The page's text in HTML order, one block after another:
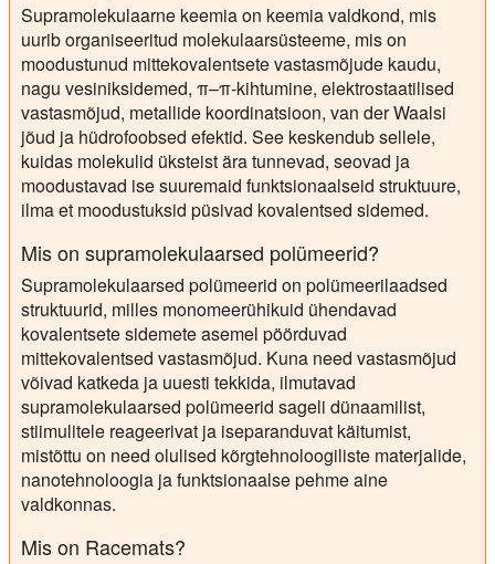
Supramolekulaarne keemia on keemia valdkond, mis
uurib organiseeritud molekulaarsüsteeme, mis on
moodustunud mittekovalentsete vastasmõjude kaudu,
nagu vesiniksidemed, π–π-kihtumine, elektrostaatilised
vastasmõjud, metallide koordinatsioon, van der Waalsi
jõud ja hüdrofoobsed efektid. See keskendub sellele,
kuidas molekulid üksteist ära tunnevad, seovad ja
moodustavad ise suuremaid funktsionaalseid struktuure,
ilma et moodustuksid püsivad kovalentsed sidemed.
Mis on supramolekulaarsed polümeerid?
Supramolekulaarsed polümeerid on polümeerilaadsed
struktuurid, milles monomeerühikuid ühendavad
kovalentsete sidemete asemel pöörduvad
mittekovalentsed vastasmõjud. Kuna need vastasmõjud
võivad katkeda ja uuesti tekkida, ilmutavad
supramolekulaarsed polümeerid sageli dünaamilist,
stiimulitele reageerivat ja iseparanduvat käitumist,
mistõttu on need olulised kõrgtehnoloogiliste materjalide,
nanotehnoloogia ja funktsionaalse pehme aine
valdkonnas.
Mis on Racemats?